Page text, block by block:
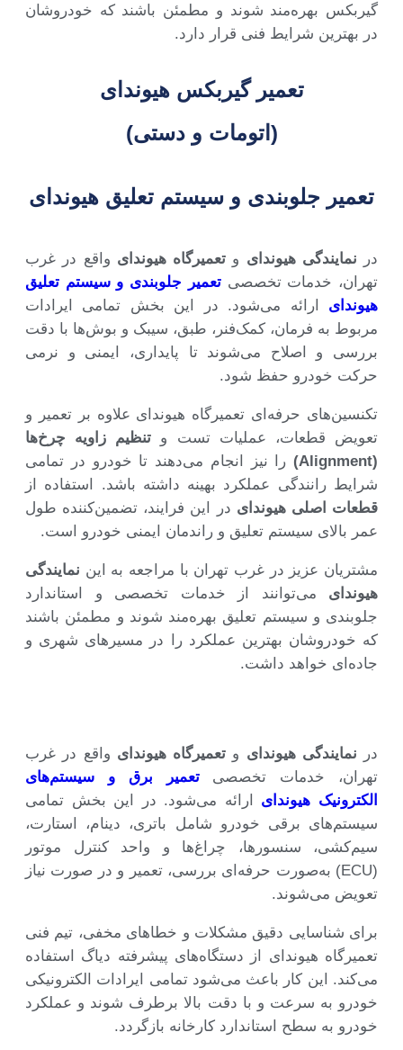
تعمیر گیربکس هیوندای
(اتومات و دستی)
گیربکس بهره‌مند شوند و مطمئن باشند که خودروشان
در بهترین شرایط فنی قرار دارد.
تعمیر جلوبندی و سیستم تعلیق هیوندای
در نمایندگی هیوندای و تعمیرگاه هیوندای واقع در غرب
تهران، خدمات تخصصیتعمیر جلوبندی و سیستم تعلیق
هیوندای ارائه می‌شود. در این بخش تمامی ایرادات
مربوط به فرمان، کمک‌فنر، طبق، سیبک و بوش‌ها با دقت
بررسی و اصلاح می‌شوند تا پایداری، ایمنی و نرمی
حرکت خودرو حفظ شود.
تکنسین‌های حرفه‌ای تعمیرگاه هیوندای علاوه بر تعمیر و
تعویض قطعات، عملیات تست و تنظیم زاویه چرخ‌ها
(Alignment)
را نیز انجام می‌دهند تا خودرو در تمامی
شرایط رانندگی عملکرد بهینه داشته باشد. استفاده از
قطعات اصلی هیوندای در این فرایند، تضمین‌کننده طول
عمر بالای سیستم تعلیق و راندمان ایمنی خودرو است.
مشتریان عزیز در غرب تهران با مراجعه به این نمایندگی
هیوندای می‌توانند از خدمات تخصصی و استاندارد
جلوبندی و سیستم تعلیق بهره‌مند شوند و مطمئن باشند
که خودروشان بهترین عملکرد را در مسیرهای شهری و
جاده‌ای خواهد داشت.
در نمایندگی هیوندای و تعمیرگاه هیوندای واقع در غرب
تهران، خدمات تخصصیتعمیر برق و سیستم‌های
الکترونیک هیوندای ارائه می‌شود. در این بخش تمامی
سیستم‌های برقی خودرو شامل باتری، دینام، استارت،
سیم‌کشی، سنسورها، چراغ‌ها و واحد کنترل موتور
(ECU) به‌صورت حرفه‌ای بررسی، تعمیر و در صورت نیاز
تعویض می‌شوند.
برای شناسایی دقیق مشکلات و خطاهای مخفی، تیم فنی
تعمیرگاه هیوندای از دستگاه‌های پیشرفته دیاگ استفاده
می‌کند. این کار باعث می‌شود تمامی ایرادات الکترونیکی
خودرو به سرعت و با دقت بالا برطرف شوند و عملکرد
خودرو به سطح استاندارد کارخانه بازگردد.